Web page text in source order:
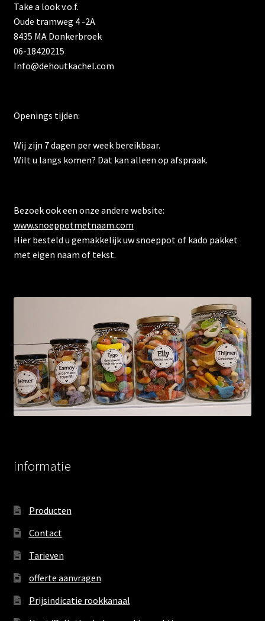
Take a look v.o.f.
Oude tramweg 4 -2A
8435 MA Donkerbroek
06-18420215
Info@dehoutkachel.com
Openings tijden:
Wij zijn 7 dagen per week bereikbaar.
Wilt u langs komen? Dat kan alleen op afspraak.
Bezoek ook een onze andere website:
www.snoeppotmetnaam.com
Hier besteld u gemakkelijk uw snoeppot of kado pakket
met eigen naam of tekst.
informatie
Producten
Contact
Tarieven
offerte aanvragen
Prijsindicatie rookkanaal